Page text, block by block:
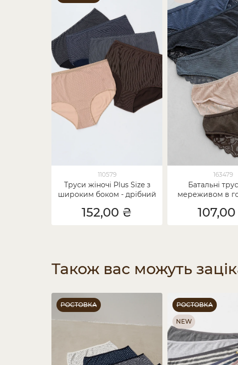
110579
Труси жіночі Plus Size з
широким боком - дрібний
152,00 ₴
163479
Батальні
мереживом в
Також вас можуть
РОСТОВКА РОСТОВКА
NEW